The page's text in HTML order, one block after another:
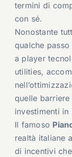
termini di
con sé.
Nonostante
qualche
a player
utilities,
quelle
investimenti in
Il famoso
realtà italiane
di incentivi